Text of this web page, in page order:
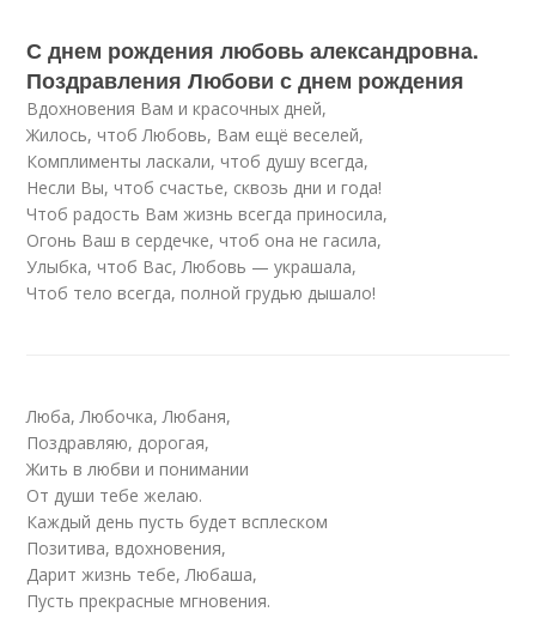
С днем рождения любовь александровна.
Поздравления Любови с днем рождения
Вдохновения Вам и красочных дней,
Жилось, чтоб Любовь, Вам ещё веселей,
Комплименты ласкали, чтоб душу всегда,
Несли Вы, чтоб счастье, сквозь дни и года!
Чтоб радость Вам жизнь всегда приносила,
Огонь Ваш в сердечке, чтоб она не гасила,
Улыбка, чтоб Вас, Любовь — украшала,
Чтоб тело всегда, полной грудью дышало!
Люба, Любочка, Любаня,
Поздравляю, дорогая,
Жить в любви и понимании
От души тебе желаю.
Каждый день пусть будет всплеском
Позитива, вдохновения,
Дарит жизнь тебе, Любаша,
Пусть прекрасные мгновения.